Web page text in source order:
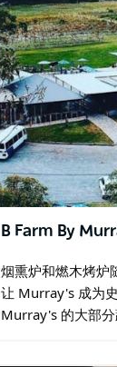
B Farm By
烟熏炉和燃木烤炉
让 Murray's 成为
Murray's 的大部